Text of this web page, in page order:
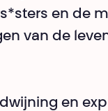
en de
van de
en